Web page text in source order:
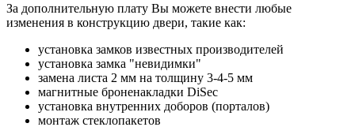
За дополнительную плату Вы можете внести любые
изменения в конструкцию двери, такие как:
установка замков известных производителей
установка замка "невидимки"
замена листа 2 мм на толщину 3-4-5 мм
магнитные броненакладки DiSec
установка внутренних доборов (порталов)
монтаж стеклопакетов